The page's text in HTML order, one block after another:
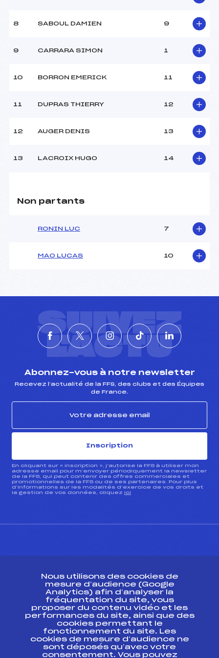
8 SABOUL DAMIEN 9
9 CARRARA SIMON 1
10 BORRON EMERICK 11
11 DUPRAS THIERRY 12
12 AUGER DENIS 13
13 LACROIX HUGO 14
Non partants
RONIN LUC 7
MAO LUCAS 10
SUIVEZ
L'ACTU
Abonnez-vous à notre newsletter
Recevez l’actualité de la FFS, des clubs et des Équipes
de France.
Inscription
En cliquant sur « inscription », j’autorise la FFS à utiliser mon
adresse email pour m’envoyer périodiquement la newsletter
de la FFS, qui peut contenir des offres commerciales et
promotionnelles de la FFS ou de ses partenaires. Pour plus
d’informations sur les modalités d’exercice de vos droits et
la gestion de vos données, cliquez ici
Ressources
Pass’Neige
Projet sportif fédéral
Projet de performance fédéral
Antidopage
Nous utilisons des cookies de
mesure d’audience (Google
Analytics) afin d’analyser la
fréquentation du site, vous
proposer du contenu vidéo et les
performances du site, ainsi que des
cookies permettant le
fonctionnement du site. Les
cookies de mesure d’audience ne
sont déposés qu’avec votre
consentement. Vous pouvez